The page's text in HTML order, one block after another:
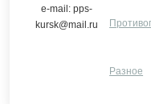
e-mail: pps-
kursk@mail.ru
функции
Разное